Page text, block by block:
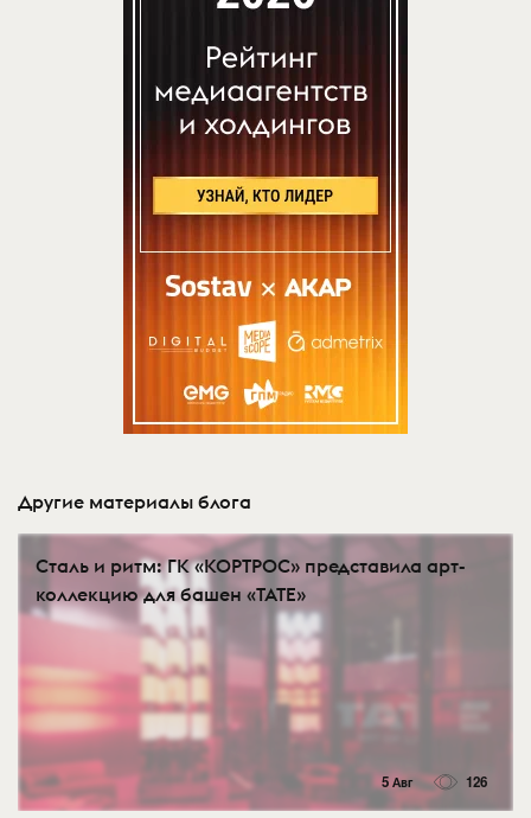
Другие материалы блога
Сталь и ритм: ГК «КОРТРОС» представила арт-
коллекцию для башен «TATE»
5 Авг 126